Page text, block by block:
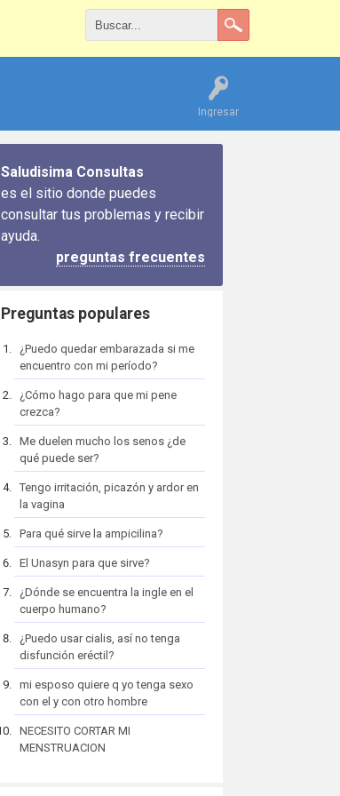
Ingresar
Saludisima Consultas
es el sitio donde puedes
consultar tus problemas y recibir
ayuda.
preguntas frecuentes
Preguntas populares
¿Puedo quedar embarazada si me
encuentro con mi período?
¿Cómo hago para que mi pene
crezca?
Me duelen mucho los senos ¿de
qué puede ser?
Tengo irritación, picazón y ardor en
la vagina
Para qué sirve la ampicilina?
El Unasyn para que sirve?
¿Dónde se encuentra la ingle en el
cuerpo humano?
¿Puedo usar cialis, así no tenga
disfunción eréctil?
mi esposo quiere q yo tenga sexo
con el y con otro hombre
NECESITO CORTAR MI
MENSTRUACION